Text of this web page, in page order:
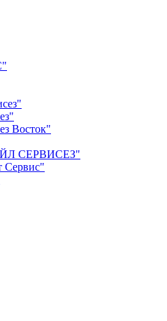
Восток"
СЕРВИСЕЗ"